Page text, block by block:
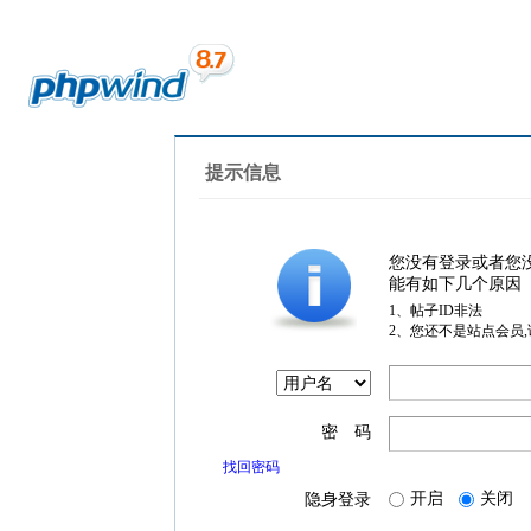
提示信息
您没有登录或者您
能有如下几个原因
1、帖子ID非法
2、您还不是站点会员
密 码
找回密码
隐身登录 开启 关闭